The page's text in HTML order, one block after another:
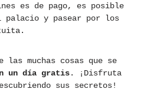
es de pago, es posible
palacio y pasear por los
las muchas cosas que se
un día gratis. ¡Disfruta
sus secretos!